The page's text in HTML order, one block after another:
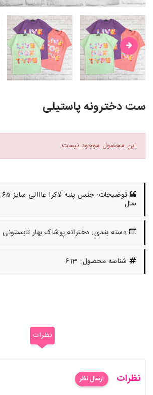
ست دخترونه پاستیلی
این محصول موجود نیست.
سال
دسته بندی: دخترانه,پوشاک بهار تابستونی
شناسه محصول: 613
نظرات
نظرات ارسال نظر